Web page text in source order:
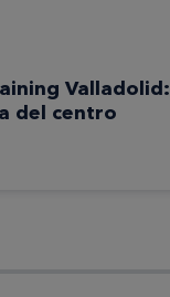
Valladolid:
del centro